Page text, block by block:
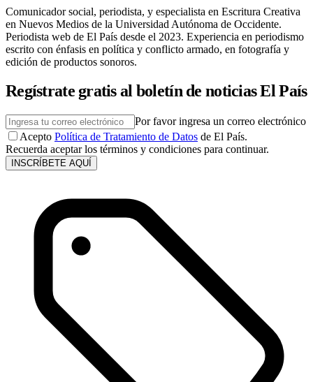
Comunicador social, periodista, y especialista en Escritura Creativa
en Nuevos Medios de la Universidad Autónoma de Occidente.
Periodista web de El País desde el 2023. Experiencia en periodismo
escrito con énfasis en política y conflicto armado, en fotografía y
edición de productos sonoros.
Regístrate gratis al boletín de noticias El País
Por favor ingresa un correo electrónico
Acepto Política de Tratamiento de Datos de El País.
Recuerda aceptar los términos y condiciones para continuar.
INSCRÍBETE AQUÍ